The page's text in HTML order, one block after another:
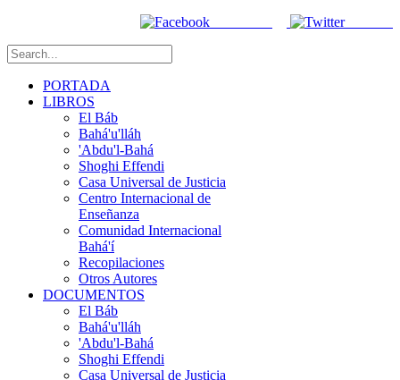
PORTADA
LIBROS
El Báb
Bahá'u'lláh
'Abdu'l-Bahá
Shoghi Effendi
Casa Universal de Justicia
Centro Internacional de
Enseñanza
Comunidad Internacional
Bahá'í
Recopilaciones
Otros Autores
DOCUMENTOS
El Báb
Bahá'u'lláh
'Abdu'l-Bahá
Shoghi Effendi
Casa Universal de Justicia